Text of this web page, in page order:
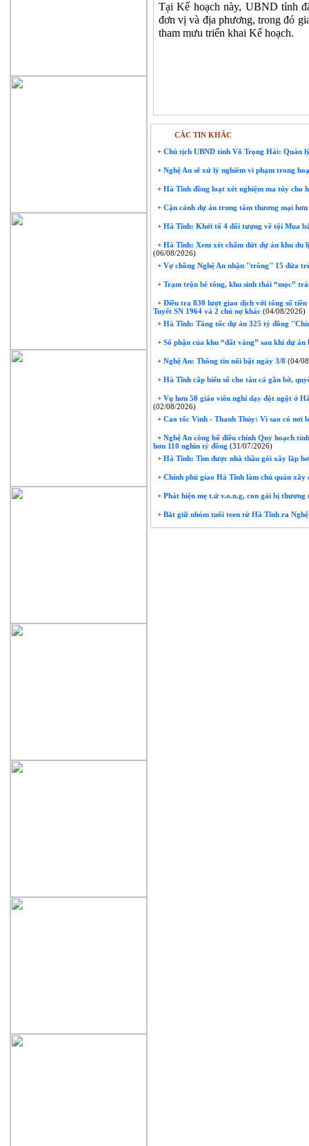
Tại Kế hoạch này, UBND tỉnh
đơn vị và địa phương, trong đó
tham mưu triển khai Kế hoạch.
CÁC TIN KHÁC
+ Chủ tịch UBND tỉnh Võ Trọng Hải: Quản
+ Nghệ An sẽ xử lý nghiêm vi phạm trong
+ Hà Tĩnh đồng loạt xét nghiệm ma túy cho
+ Cận cảnh dự án trung tâm thương mại
+ Hà Tĩnh: Khởi tố 4 đối tượng về tội Mua
+ Hà Tĩnh: Xem xét chấm dứt dự án khu du
(06/08/2026)
+ Vợ chồng Nghệ An nhận ''trông'' 15 đứa
+ Trạm trộn bê tông, khu sinh thái “mọc”
+ Điều tra 830 lượt giao dịch với tổng số
Tuyết SN 1964 và 2 chủ nợ khác (04/08/2026)
+ Hà Tĩnh: Tăng tốc dự án 325 tỷ đồng
+ Số phận của khu “đất vàng” sau khi dự
+ Nghệ An: Thông tin nổi bật ngày 3/8 (04/
+ Hà Tĩnh cấp biển số cho tàu cá gần bờ,
+ Vụ hơn 50 giáo viên nghỉ dạy đột ngột ở
(02/08/2026)
+ Cao tốc Vinh - Thanh Thủy: Vì sao có nơi
+ Nghệ An công bố điều chỉnh Quy hoạch
hơn 110 nghìn tỷ đồng (31/07/2026)
+ Hà Tĩnh: Tìm được nhà thầu gói xây lắp
+ Chính phủ giao Hà Tĩnh làm chủ quản xây
+ Phát hiện mẹ t.ử v.o.n.g, con gái bị
+ Bắt giữ nhóm tuổi teen từ Hà Tĩnh ra